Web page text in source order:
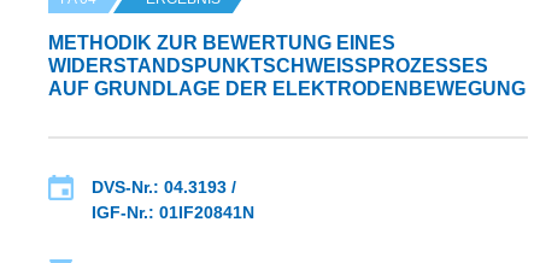
METHODIK ZUR BEWERTUNG EINES
WIDERSTANDSPUNKTSCHWEISSPROZESSES A
UF GRUNDLAGE DER ELEKTRODENBEWEGUNG
DVS-Nr.: 04.3193 /
IGF-Nr.: 01IF20841N